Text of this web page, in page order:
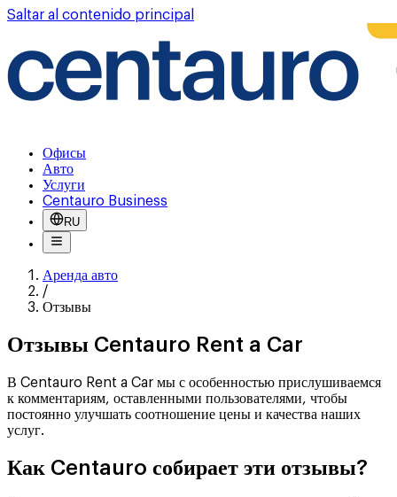
Saltar al contenido principal
Офисы
Авто
Услуги
Centauro Business
RU
Аренда авто
/
Отзывы
Отзывы Centauro Rent a Car
В Centauro Rent a Car мы с особенностью прислушиваемся
к комментариям, оставленными пользователями, чтобы
постоянно улучшать соотношение цены и качества наших
услуг.
Как Centauro собирает эти отзывы?